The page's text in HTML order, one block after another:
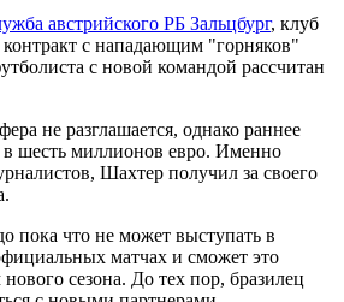
австрийского РБ Зальцбург, клуб
с нападающим "горняков"
с новой командой рассчитан
не разглашается, однако раннее
шесть миллионов евро. Именно
Шахтер получил за своего
пока что не может выступать в
матчах и сможет это
сезона. До тех пор, бразилец